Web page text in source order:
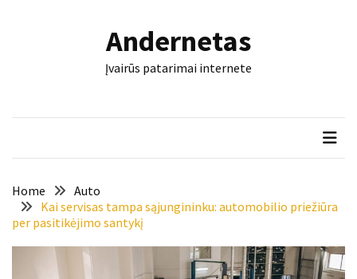
trinkelės
tarnaus
dešimtmečius
Andernetas
Įvairūs patarimai internete
Home
Auto
Kai servisas tampa sąjungininku: automobilio priežiūra
per pasitikėjimo santykį